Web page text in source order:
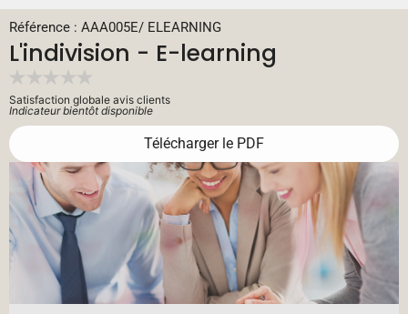
Référence : AAA005E/ ELEARNING
L'indivision - E-learning
Satisfaction globale avis clients
Indicateur bientôt disponible
Télécharger le PDF